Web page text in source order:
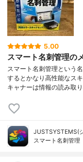
5.00
スマート名刺管理の
スマート名刺管理という
するとかなり高性能なス
キャナーは情報の読み取
JUSTSYSTEMS(
スマート名刺管理